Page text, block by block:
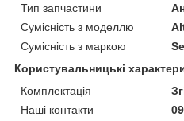
Тип запчастини
Сумісність з моделлю
Сумісність з маркою
Користувальницькі
Комплектація
Наші контакти